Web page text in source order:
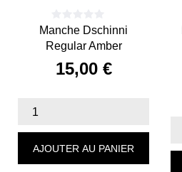
Manche Dschinni
Regular Amber
15,00 €
AJOUTER AU PANIER